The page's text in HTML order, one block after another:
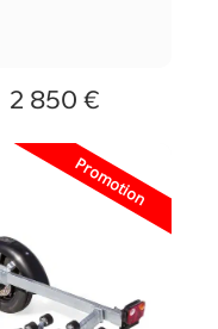
2 850 €
Promotion